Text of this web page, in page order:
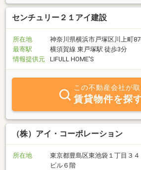
センチュリー２１アイ建設
所在地
神奈川県横浜市戸塚区川上町
最寄駅
横須賀線 東戸塚駅 徒歩3分
情報提供元
LIFULL HOME'S
この不動産会社が取
賃貸物件を探
（株）アイ・コーポレーション
所在地
東京都豊島区東池袋１丁目３
ビル６階